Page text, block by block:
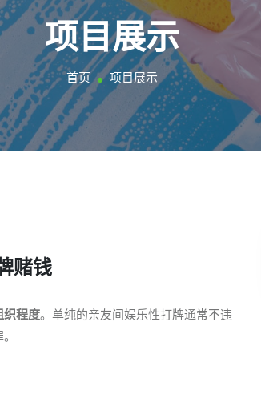
项目展示
首页 项目展示
赌钱
织程度。单纯的亲友间娱乐性打牌通常不违